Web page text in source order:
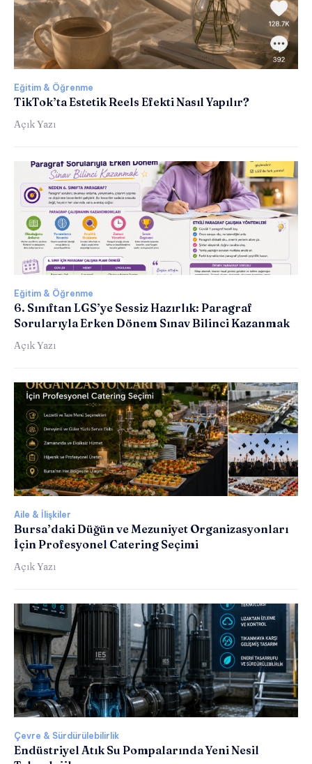
Eğitim & Öğrenme
TikTok’ta Estetik Reels Efekti Nasıl Yapılır?
Açık Yazı
Eğitim & Öğrenme
6. Sınıftan LGS’ye Sessiz Hazırlık: Paragraf
Sorularıyla Erken Dönem Sınav Bilinci Kazanmak
Açık Yazı
Aile & İlişkiler
Bursa’daki Düğün ve Mezuniyet Organizasyonları
İçin Profesyonel Catering Seçimi
Açık Yazı
Çevre & Sürdürülebilirlik
Endüstriyel Atık Su Pompalarında Yeni Nesil